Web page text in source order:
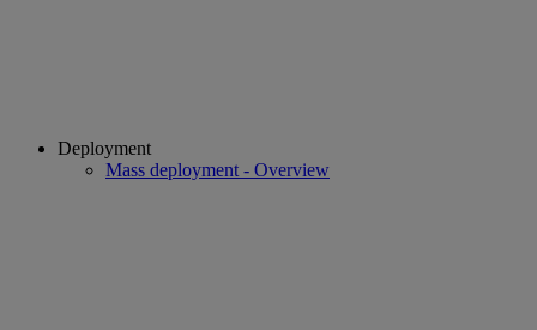
Deployment
Mass deployment - Overview